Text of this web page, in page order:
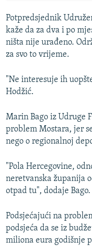
Potpredsjednik
kaže da za dva i po
ništa nije urađeno.
za svo to vrijeme.
"Ne interesuje ih
Hodžić.
Marin Bago iz Udruge
problem Mostara, jer
nego o regionalnoj
"Pola Hercegovine,
neretvanska županija
otpad tu", dodaje Bago.
Podsjećajući na
podsjeća da se iz
miliona eura godišnje